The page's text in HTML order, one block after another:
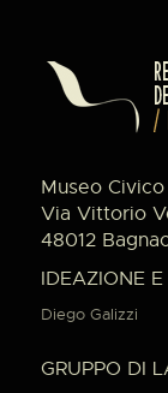
Museo
Via Vittorio
48012
IDEAZIONE
Diego Galizzi
GRUPPO DI